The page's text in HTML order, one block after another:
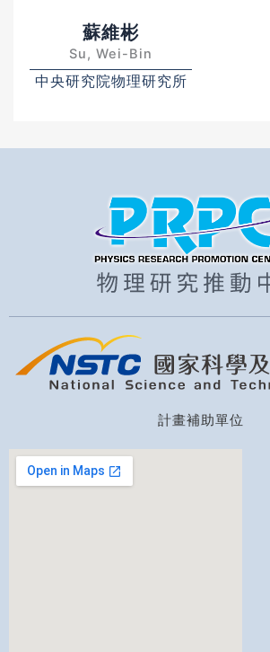
蘇維彬
Su, Wei-Bin
中央研究院物理研究所
計畫補助單位